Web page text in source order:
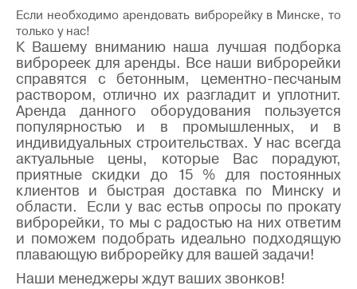
Если необходимо арендовать виброрейку в Минске, то
только у нас!
К Вашему вниманию наша лучшая подборка
виброреек для аренды. Все наши виброрейки
справятся с бетонным, цементно-песчаным
раствором, отлично их разгладит и уплотнит.
Аренда данного оборудования пользуется
популярностью и в промышленных, и в
индивидуальных строительствах. У нас всегда
актуальные цены, которые Вас порадуют,
приятные скидки до 15 % для постоянных
клиентов и быстрая доставка по Минску и
области. Если у вас естьв опросы по прокату
виброрейки, то мы с радостью на них ответим
и поможем подобрать идеально подходящую
плавающую виброрейку для вашей задачи!
Наши менеджеры ждут ваших звонков!